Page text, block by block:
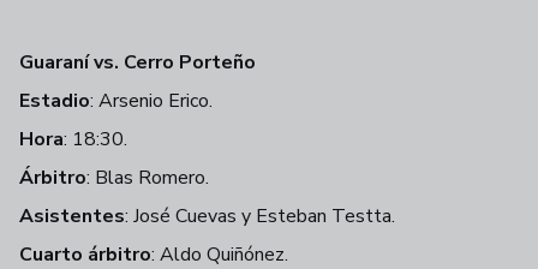
Guaraní vs. Cerro Porteño
Estadio: Arsenio Erico.
Hora: 18:30.
Árbitro: Blas Romero.
Asistentes: José Cuevas y Esteban Testta.
Cuarto árbitro: Aldo Quiñónez.